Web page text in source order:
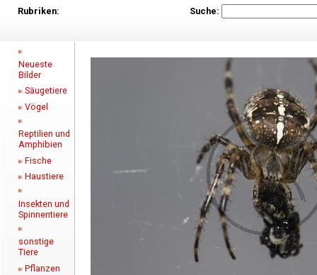
Rubriken: Suche:
Neueste
Bilder
Säugetiere
Vögel
Reptilien und
Amphibien
Fische
Haustiere
Insekten und
Spinnentiere
sonstige
Tiere
Pflanzen